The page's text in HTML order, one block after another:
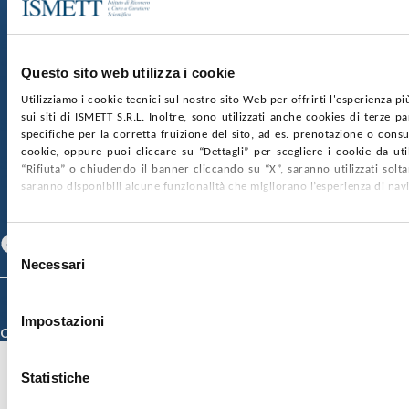
Questo sito web utilizza i cookie
Utilizziamo i cookie tecnici sul nostro sito Web per offrirti l'esperienza
sui siti di ISMETT S.R.L. Inoltre, sono utilizzati anche cookies di terze
specifiche per la corretta fruizione del sito, ad es. prenotazione o
cookie, oppure puoi cliccare su “Dettagli” per scegliere i cookie da
“Rifiuta” o chiudendo il banner cliccando su “X”, saranno utilizzati
saranno disponibili alcune funzionalità che migliorano l’esperienza di
Selezione
delNecessari
Impostazioni
Statistiche
Via Discesa dei Giudici 4 90133 Palermo
nr. REA PA-201818 P.I. 04544550827
SOCIETÀ TRASPARENTE WHISTLEBLOWING
GARE E CONTRATTIPRIVACYCOOKIE POLICY
SOSTIENICIMAPPA DEL SITOACCESSIBILITÀ
CONTATTI
Specializzazione)
Credits